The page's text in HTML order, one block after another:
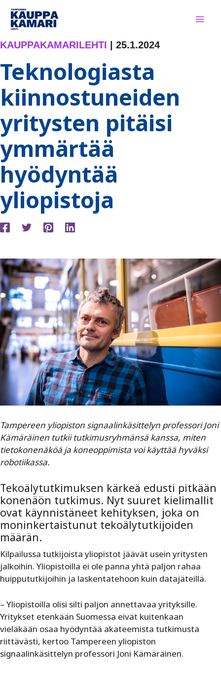
Siirry
sisältöön
KAUPPAKAMARILEHTI 25.1.2024
Teknologiasta
kiinnostuneiden
yritysten pitäisi
ymmärtää
hyödyntää
yliopistoja
Tampereen yliopiston signaalinkäsittelyn professori Joni
Kämäräinen tutkii tutkimusryhmänsä kanssa, miten
tietokonenäköä ja koneoppimista voi käyttää hyväksi
robotiikassa.
Tekoälytutkimuksen kärkeä edusti pitkään
konenäön tutkimus. Nyt suuret kielimallit
ovat käynnistäneet kehityksen, joka on
moninkertaistunut tekoälytutkijoiden
määrän.
Kilpailussa tutkijoista yliopistot jäävät usein yritysten
jalkoihin. Yliopistoilla ei ole panna yhtä paljon rahaa
huippututkijoihin ja laskentatehoon kuin datajäteillä.
– Yliopistoilla olisi silti paljon annettavaa yrityksille.
Yritykset etenkään Suomessa eivät kuitenkaan
vieläkään osaa hyödyntää akateemista tutkimusta
riittävästi, kertoo Tampereen yliopiston
signaalinkäsittelyn professori Joni Kämäräinen.